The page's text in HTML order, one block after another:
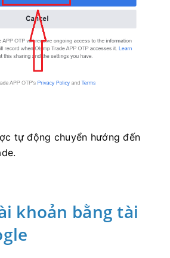
tự động chuyển hướng đến
khoản bằng tài